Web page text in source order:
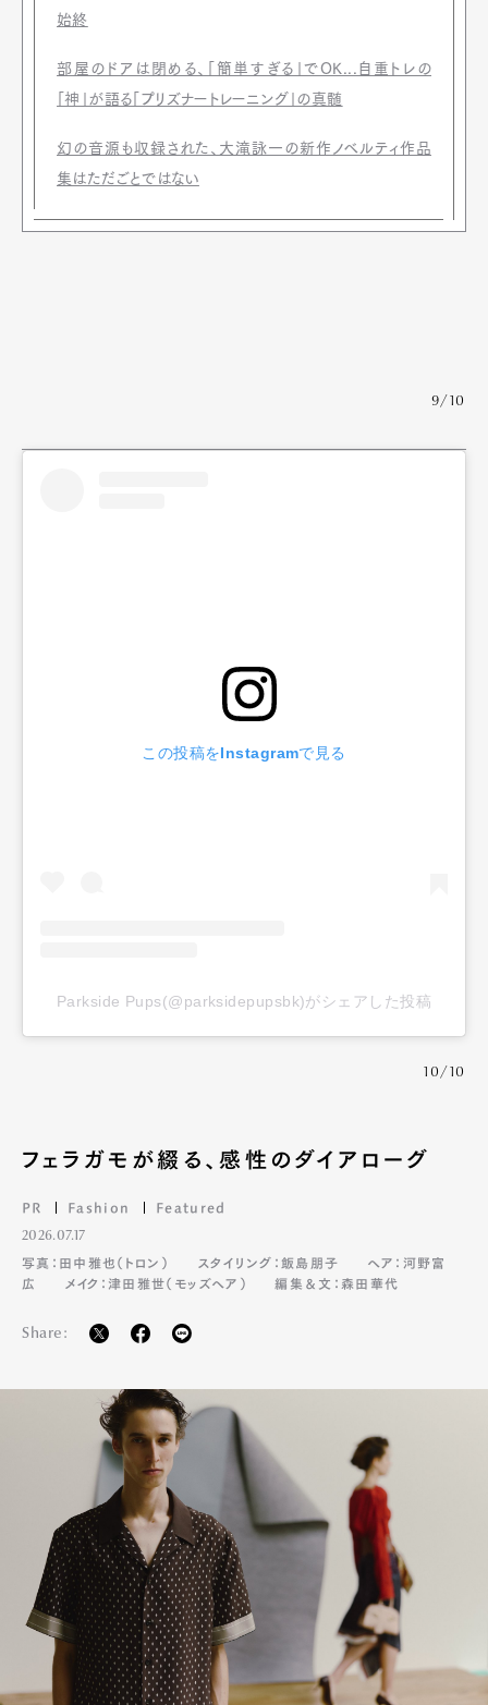
始終
部屋のドアは閉める、「簡単すぎる」でOK...自重トレの
「神」が語る「プリズナートレーニング」の真髄
幻の音源も収録された、大滝詠一の新作ノベルティ作品
集はただごとではない
9/10
この投稿をInstagramで見る
Parkside Pups(@parksidepupsbk)がシェアした投稿
10/10
フェラガモが綴る、感性のダイアローグ
PR Fashion Featured
2026.07.17
写真：田中雅也（トロン）
スタイリング：飯島朋子
ヘア：河野富
広
メイク：津田雅世（モッズヘア） 編集＆文：森田華代
Share: